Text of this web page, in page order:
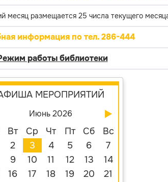
месяц размещается 25 числа текущего
информация по тел. 286-444
работы библиотеки
МЕРОПРИЯТИЙ
Июнь 2026
Вт Ср Чт Пт Сб
Вс
2 3 4 5 6
7
9 10 11 12 13
14
16 17 18 19 20
21